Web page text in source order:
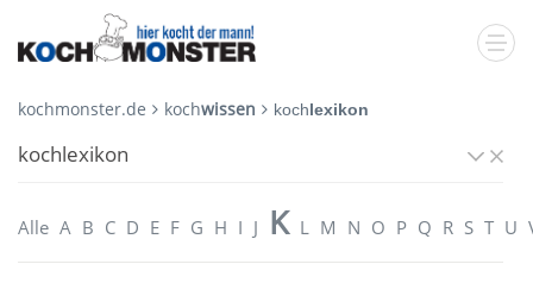
kochmonster.de kochwissen kochlexikon
kochlexikon
Alle A B C D E F G H I J K L M N O P Q R S T U